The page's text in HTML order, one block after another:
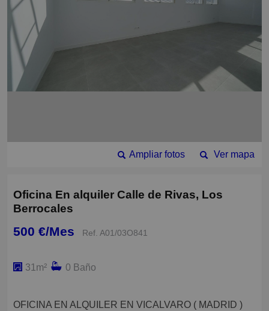
Ver mapa
Ampliar fotos
Oficina En alquiler Calle de Rivas, Los
Berrocales
500 €/Mes Ref. A01/03O841
31m² 0 Baño
OFICINA EN ALQUILER EN VICALVARO ( MADRID )